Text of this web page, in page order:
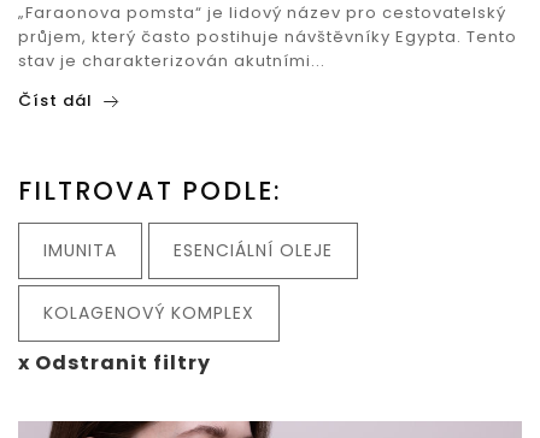
„Faraonova pomsta“ je lidový název pro cestovatelský
průjem, který často postihuje návštěvníky Egypta. Tento
stav je charakterizován akutními...
Číst dál
FILTROVAT PODLE:
IMUNITA ESENCIÁLNÍ OLEJE
KOLAGENOVÝ KOMPLEX
x Odstranit filtry